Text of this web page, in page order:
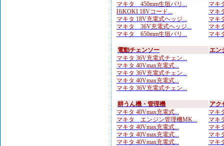
マキタ 450mm生垣バリ...
HiKOKI 18Vコード...
マキタ 18V充電式ヘッジ...
マキタ 36V充電式ヘッジ...
マキタ 650mm生垣バリ...
マキ
マキ
マキ
マキ
マキ
電動チェンソー
マキタ 36V充電式チェン...
マキタ 40Vmax充電式...
マキタ 36V充電式チェン...
マキタ 40Vmax充電式...
マキタ 36V充電式チェン...
エン
耕うん機・管理機
マキタ 40Vmax充電式...
マキタ エンジン管理機MK...
マキタ 40Vmax充電式...
マキタ 40Vmax充電式...
マキタ 40Vmax充電式...
アク
マキ
マキ
マキ
マキ
マキ